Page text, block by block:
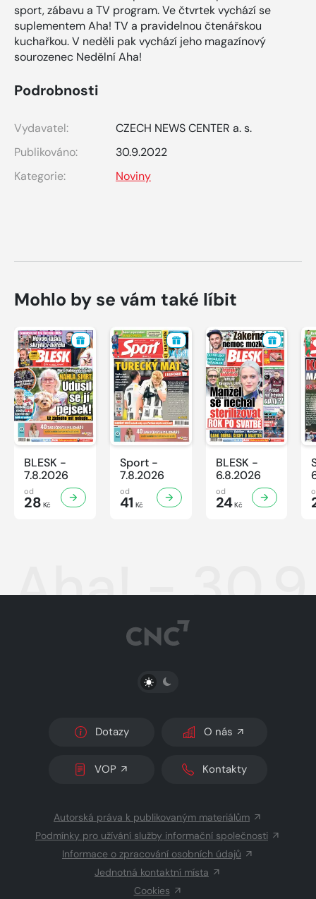
sport, zábavu a TV program. Ve čtvrtek vychází se
suplementem Aha! TV a pravidelnou čtenářskou
kuchařkou. V neděli pak vychází jeho magazínový
sourozenec Nedělní Aha!
Podrobnosti
Vydavatel:
CZECH NEWS CENTER a. s.
Publikováno:
30.9.2022
Kategorie:
Noviny
Mohlo by se vám také líbit
BLESK -
7.8.2026
od
28 Kč
Sport -
7.8.2026
od
41 Kč
BLESK -
6.8.2026
od
24Kč
Aha! -
PŘEPNOUT SVĚTLÝ/TMAVÝ REŽIM
Dotazy O nás
VOP Kontakty
Autorská práva k publikovaným materiálům
Podmínky pro užívání služby informační společnosti
Informace o zpracování osobních údajů
Jednotná kontaktní místa
Cookies